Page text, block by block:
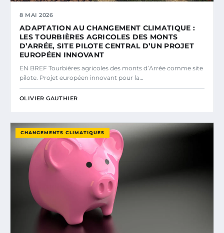
8 MAI 2026
ADAPTATION AU CHANGEMENT CLIMATIQUE :
LES TOURBIÈRES AGRICOLES DES MONTS
D’ARRÉE, SITE PILOTE CENTRAL D’UN PROJET
EUROPÉEN INNOVANT
EN BREF Tourbières agricoles des monts d’Arrée comme site
pilote. Projet européen innovant pour la…
OLIVIER GAUTHIER
CHANGEMENTS CLIMATIQUES